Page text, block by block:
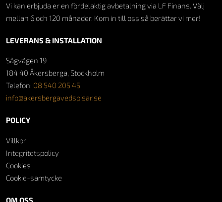
OM OSS
Vi kan erbjuda er en fördelaktig avbetalning via LF Finans. Välj
mellan 6 och 120 månader. Kom in till oss så berättar vi mer!
LEVERANS & INSTALLATION
Sågvägen 19
184 40 Åkersberga, Stockholm
Telefon: 08 540 205 45
info@akersbergavedspisar.se
POLICY
Villkor
Integritetspolicy
Cookies
Cookie-samtycke